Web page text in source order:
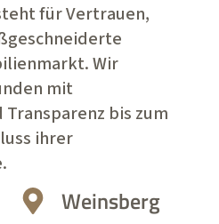
für Vertrauen,
Wir
mit
bis zum
ihrer
Weinsberg